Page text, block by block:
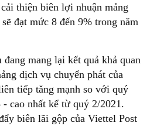
thiện biên lợi nhuận mảng
đạt mức 8 đến 9% trong năm
mang lại kết quả khả quan
dịch vụ chuyển phát của
tiếp tăng mạnh so với quý
cao nhất kể từ quý 2/2021.
biên lãi gộp của Viettel Post